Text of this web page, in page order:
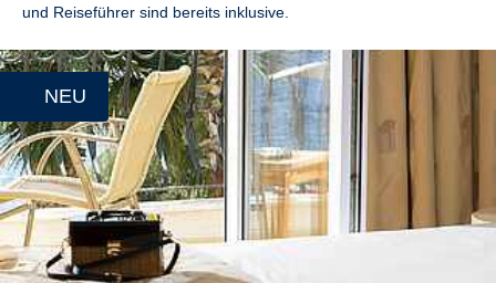
und Reiseführer sind bereits inklusive.
NEU